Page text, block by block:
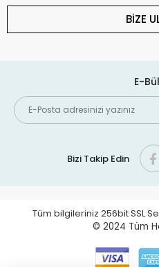
BİZE
E-
Bizi Takip Edin
Tüm bilgileriniz 256bit SSL
© 2024 Tüm